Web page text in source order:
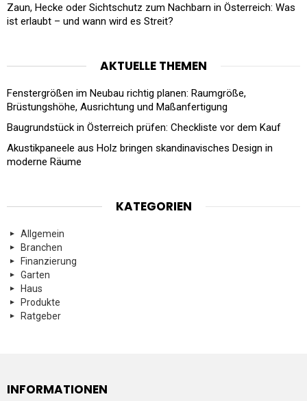
Zaun, Hecke oder Sichtschutz zum Nachbarn in Österreich: Was
ist erlaubt – und wann wird es Streit?
AKTUELLE THEMEN
Fenstergrößen im Neubau richtig planen: Raumgröße,
Brüstungshöhe, Ausrichtung und Maßanfertigung
Baugrundstück in Österreich prüfen: Checkliste vor dem Kauf
Akustikpaneele aus Holz bringen skandinavisches Design in
moderne Räume
KATEGORIEN
Allgemein
Branchen
Finanzierung
Garten
Haus
Produkte
Ratgeber
INFORMATIONEN